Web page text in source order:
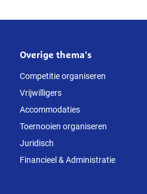
Overige thema's
Competitie organiseren
Vrijwilligers
Accommodaties
Toernooien organiseren
Juridisch
Financieel & Administratie